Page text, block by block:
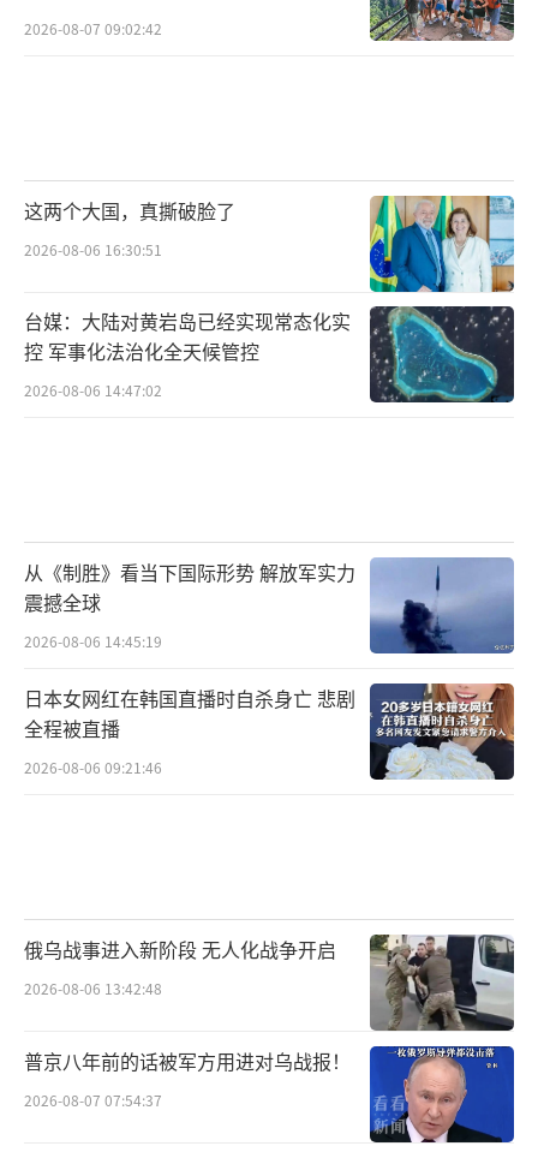
2026-08-07 09:02:42
这两个大国，真撕破脸了
2026-08-06 16:30:51
台媒：大陆对黄岩岛已经实现常态化实
控 军事化法治化全天候管控
2026-08-06 14:47:02
从《制胜》看当下国际形势 解放军实力
震撼全球
2026-08-06 14:45:19
日本女网红在韩国直播时自杀身亡 悲剧
全程被直播
2026-08-06 09:21:46
俄乌战事进入新阶段 无人化战争开启
2026-08-06 13:42:48
普京八年前的话被军方用进对乌战报！
2026-08-07 07:54:37